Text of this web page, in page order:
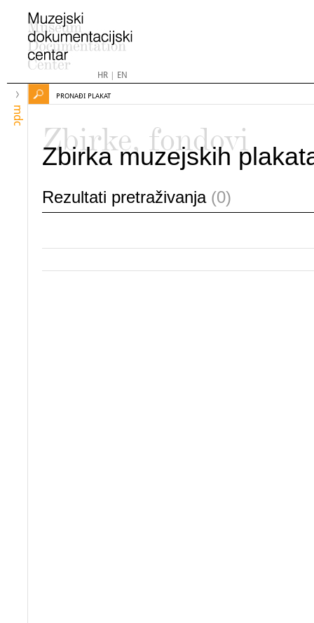
HR| EN
mdc
PRONAĐI PLAKAT
Zbirke, fondovi
Zbirka muzejskih
Rezultati pretraživanja (0)